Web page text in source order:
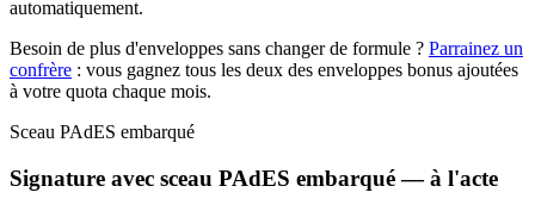
automatiquement.
Besoin de plus d'enveloppes sans changer de formule ? Parrainez un
confrère : vous gagnez tous les deux des enveloppes bonus ajoutées
à votre quota chaque mois.
Sceau PAdES embarqué
Signature avec sceau PAdES embarqué — à l'acte